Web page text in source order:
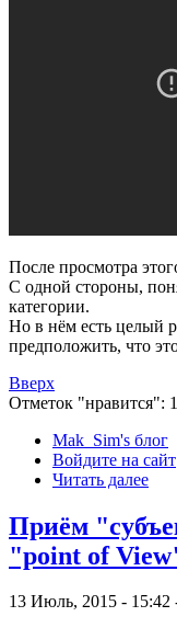
После просмотра
С одной стороны,
категории.
Но в нём есть целый
предположить, что
Вверх
Отметок "нравится":
Mak_Sim's блог
Войдите на сайт
Читать далее
Приём
"point of
13 Июль, 2015 - 15:42